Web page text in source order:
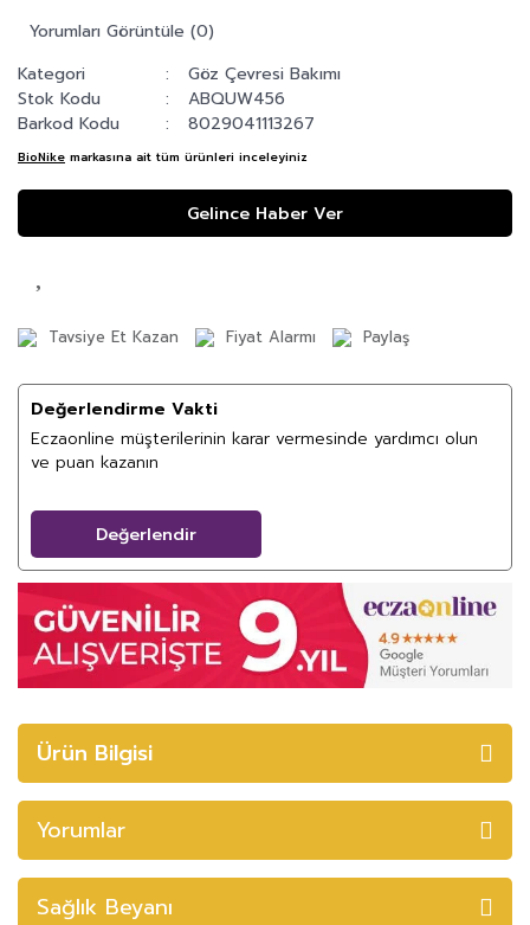
Yorumları Görüntüle (0)
Kategori
Göz Çevresi Bakımı
Stok Kodu
ABQUW456
Barkod Kodu
8029041113267
BioNike markasına ait tüm ürünleri inceleyiniz
Gelince Haber Ver
Tavsiye Et Kazan Fiyat Alarmı Paylaş
Değerlendirme Vakti
Eczaonline müşterilerinin karar vermesinde yardımcı olun
ve puan kazanın
Değerlendir
Ürün Bilgisi
Yorumlar
Sağlık Beyanı